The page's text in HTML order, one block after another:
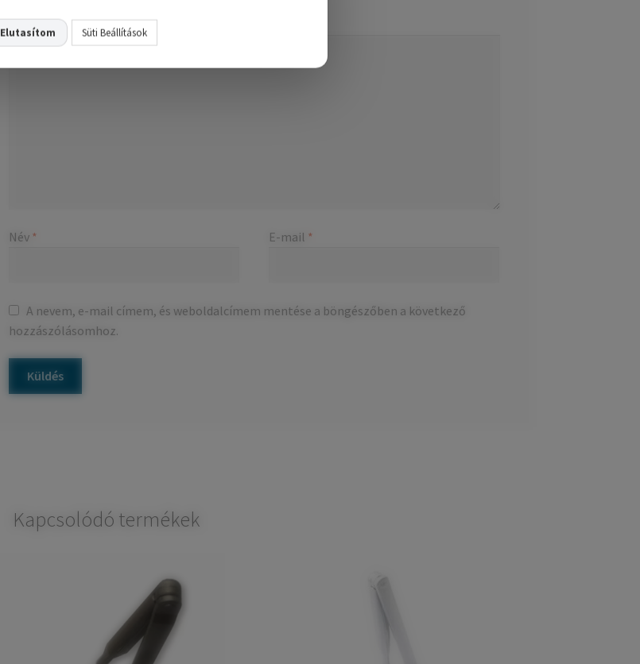
Értékelésed
Név * E-mail *
A nevem, e-mail címem, és weboldalcímem mentése a böngészőben a következő
hozzászólásomhoz.
Kapcsolódó termékek
Elutasítom Süti Beállítások